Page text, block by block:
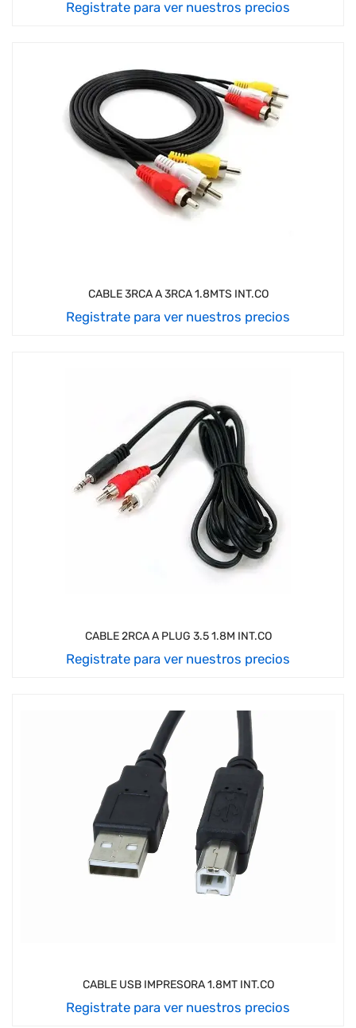
Registrate para ver nuestros precios
CABLE 3RCA A 3RCA 1.8MTS INT.CO
Registrate para ver nuestros precios
CABLE 2RCA A PLUG 3.5 1.8M INT.CO
Registrate para ver nuestros precios
CABLE USB IMPRESORA 1.8MT INT.CO
Registrate para ver nuestros precios